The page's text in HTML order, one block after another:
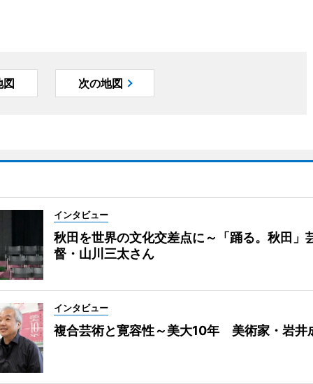
図 次の地図
インタビュー
秋田を世界の文化交差点に～「踊る。秋田」
督・山川三太さん
インタビュー
複合芸術と寛容性～美大10年 美術家・岩井